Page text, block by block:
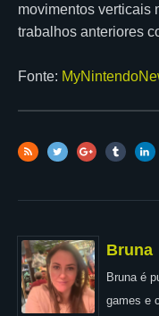
movimentos verticais
trabalhos anteriores
Fonte:
Bruna
Bruna é
games e